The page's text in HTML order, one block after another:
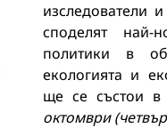
изследователи
споделят най-
политики в
екологията и
ще се състои в
октомври